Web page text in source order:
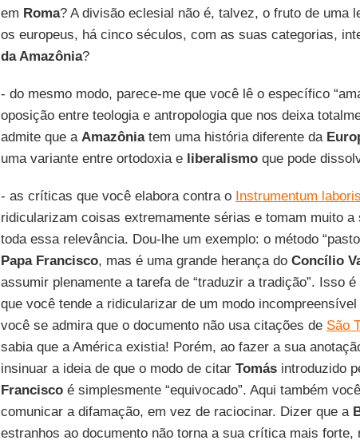
em Roma? A divisão eclesial não é, talvez, o fruto de uma
os europeus, há cinco séculos, com as suas categorias,
da Amazônia?
- do mesmo modo, parece-me que você lê o específico
oposição entre teologia e antropologia que nos deixa
admite que a Amazôniatem uma história diferente da
uma variante entre ortodoxia e liberalismoque pode
- as críticas que você elabora contra o Instrumentum laboris
ridicularizam coisas extremamente sérias e tomam muito a
toda essa relevância. Dou-lhe um exemplo: o método
Papa Francisco, mas é uma grande herança do Concílio
assumir plenamente a tarefa de “traduzir a tradição”. Isso
que você tende a ridicularizar de um modo
você se admira que o documento não usa citações de São
sabia que a América existia! Porém, ao fazer a sua
insinuar a ideia de que o modo de citar Tomásintroduzido
Franciscoé simplesmente “equivocado”. Aqui também
comunicar a difamação, em vez de raciocinar. Dizer que a
estranhos ao documento não torna a sua crítica mais forte,